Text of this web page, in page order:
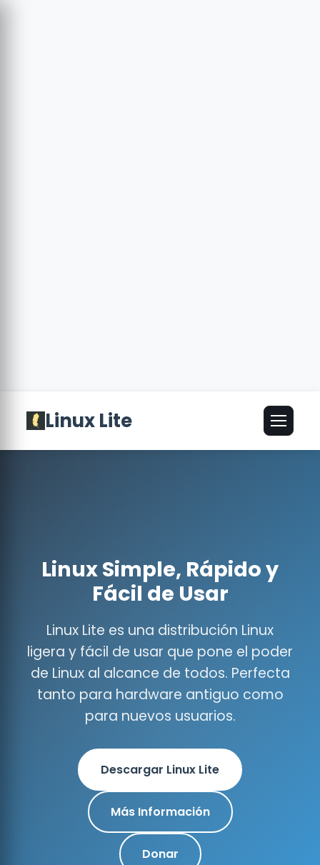
Linux Lite
Linux Simple, Rápido y
Fácil de Usar
Linux Lite es una distribución Linux
ligera y fácil de usar que pone el poder
de Linux al alcance de todos. Perfecta
tanto para hardware antiguo como
para nuevos usuarios.
Descargar Linux Lite
Más Información
Donar